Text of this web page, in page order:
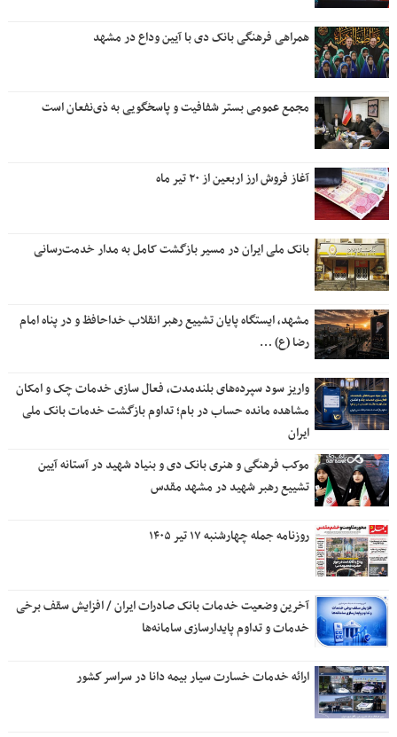
همراهی فرهنگی بانک دی با آیین وداع در مشهد
مجمع عمومی بستر شفافیت و پاسخگویی به ذی‌نفعان است
آغاز فروش ارز اربعین از ۲۰ تیر ماه
بانک ملی ایران در مسیر بازگشت کامل به مدار خدمت‌رسانی
مشهد، ایستگاه پایان تشییع رهبر انقلاب خداحافظ و در پناه امام
رضا (ع) …
واریز سود سپرده‌های بلندمدت، فعال سازی خدمات چک و امکان
مشاهده مانده حساب در بام؛ تداوم بازگشت خدمات بانک ملی
ایران
موکب فرهنگی و هنری بانک دی و بنیاد شهید در آستانه آیین
تشییع رهبر شهید در مشهد مقدس
روزنامه جمله چهارشنبه ۱۷ تیر ۱۴۰۵
آخرین وضعیت خدمات بانک صادرات ایران / افزایش سقف برخی
خدمات و تداوم پایدارسازی سامانه‌ها
ارائه خدمات خسارت سیار بیمه دانا در سراسر كشور